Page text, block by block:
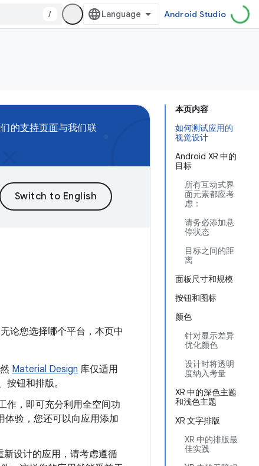
/ Android Studio
本页内容
如何测试应用的
视觉设计
Android XR 中的
目标
所有互动式界
面元素都应考
虑：
请务必添加悬
停状态
目标之间的距
离
面板尺寸和规模
按钮和图标
颜色
针对显示差异
优化颜色
设计时将透明
度纳入考量
XR 中的深色主题
和浅色主题
XR 文字排版
XR 中的排版最
佳实践
的支持页面与我们联
论您选择哪个平台，本页中
Material Design 库仅适用
钮和排版。
作，即可充分利用全空间功
体验，您还可以向应用添加
新设计的应用，请考虑遵循